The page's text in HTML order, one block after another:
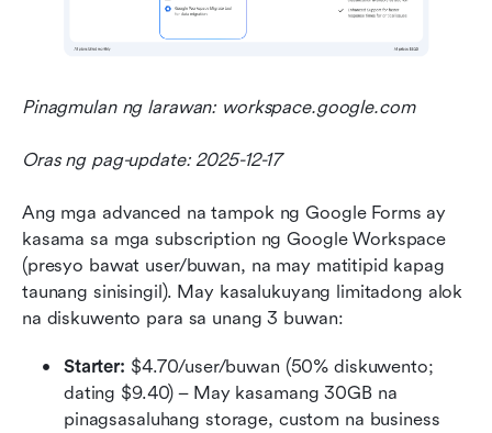
Pinagmulan ng larawan: workspace.google.com
Oras ng pag-update: 2025-12-17
Ang mga advanced na tampok ng Google Forms ay
kasama sa mga subscription ng Google Workspace
(presyo bawat user/buwan, na may matitipid kapag
taunang sinisingil). May kasalukuyang limitadong alok
na diskuwento para sa unang 3 buwan:
Starter: $4.70/user/buwan (50% diskuwento;
dating $9.40) – May kasamang 30GB na
pinagsasaluhang storage, custom na business